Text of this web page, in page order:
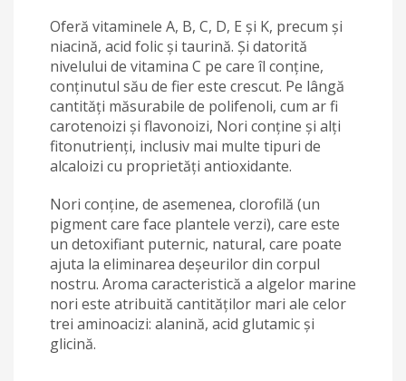
Oferă vitaminele A, B, C, D, E și K, precum și
niacină, acid folic și taurină. Și datorită
nivelului de vitamina C pe care îl conține,
conținutul său de fier este crescut. Pe lângă
cantități măsurabile de polifenoli, cum ar fi
carotenoizi și flavonoizi, Nori conține și alți
fitonutrienți, inclusiv mai multe tipuri de
alcaloizi cu proprietăți antioxidante.
Nori conține, de asemenea, clorofilă (un
pigment care face plantele verzi), care este
un detoxifiant puternic, natural, care poate
ajuta la eliminarea deșeurilor din corpul
nostru. Aroma caracteristică a algelor marine
nori este atribuită cantităților mari ale celor
trei aminoacizi: alanină, acid glutamic și
glicină.